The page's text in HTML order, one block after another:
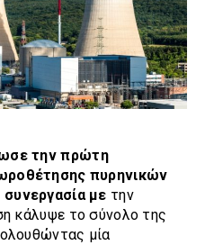
την πρώτη
πυρηνικών
με την
κάλυψε το σύνολο της
μία